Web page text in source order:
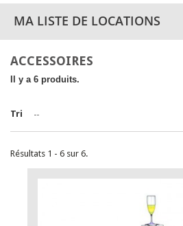
MA LISTE DE LOCATIONS
ACCESSOIRES
Il y a 6 produits.
Tri --
Résultats 1 - 6 sur 6.